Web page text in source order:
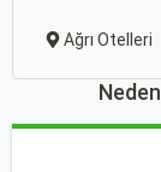
Ağrı Otelleri